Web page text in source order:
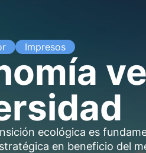
Impresos
ecológica es
en beneficio del